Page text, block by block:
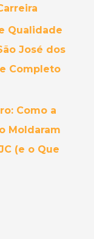
Qualidade
José dos
Completo
Como a
Moldaram
(e o Que